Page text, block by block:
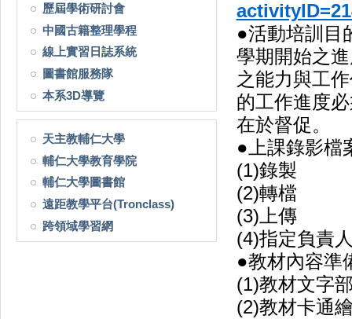
歷屆學術研討會
中國古籍整理學程
線上實習日誌系統
圖書館服務隊
本系3D導覽
天主教輔仁大學
輔仁大學教育學院
輔仁大學圖書館
遠距教學平台(Tronclass)
跨領域學習網
●活動培訓目
學期開始之
之能力與工
的工作進度
在於督促。
●上課錄影檔
(1)錄製
(2)轉檔
(3)上傳
(4)指定負責
●教材內容準
(1)教材文字
(2)教材卡通